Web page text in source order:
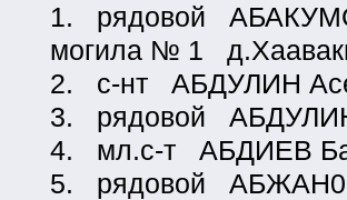
1. рядовой
могила № 1
2. с-нт АБДУЛИН
3. рядовой
4. мл.с-т АБДИЕВ
5. рядовой